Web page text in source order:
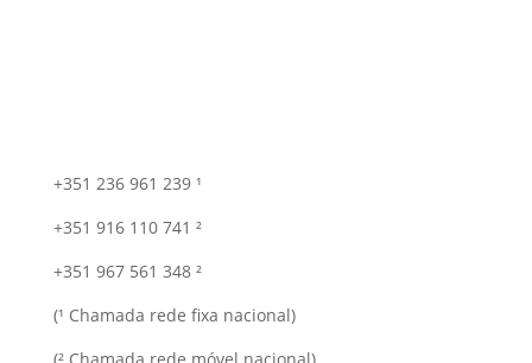
+351 236 961 239 ¹
+351 916 110 741 ²
+351 967 561 348 ²
(¹ Chamada rede fixa nacional)